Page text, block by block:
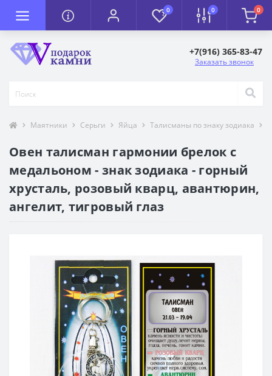
0 0 0
+7(916) 365-83-47
Заказать звонок
Маятники Серьги Яйца Талисманы по знаку зодиака
Овен талисман гармонии брелок с
медальоном - знак зодиака - горный
хрусталь, розовый кварц, авантюрин,
ангелит, тигровый глаз